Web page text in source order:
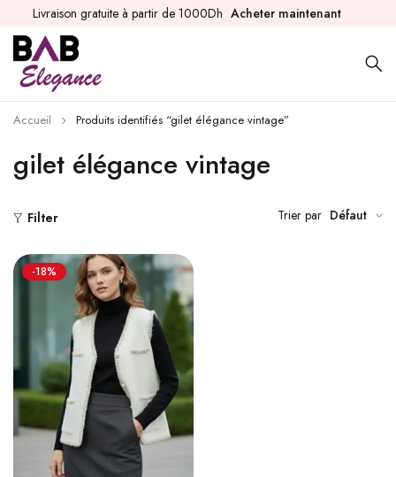
Livraison gratuite à partir de 1000Dh Acheter maintenant
gilet élégance vintage
Accueil Produits identifiés “gilet élégance vintage”
Filter Trier par Défaut
-18%